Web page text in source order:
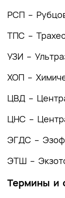
5.
6.
7.
состояния)
Критерии
Список
разработке
РСП –
ТПС –
УЗИ –
ХОП –
ЦВД –
ЦНС –
ЭГДС –
ЭТШ –
Термины и